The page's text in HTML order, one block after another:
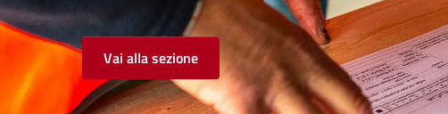
Vai alla sezione